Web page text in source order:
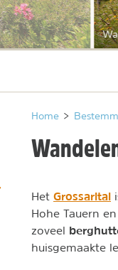
Home >
Het Grossarltal
Hohe Tauern
zoveel
huisgemaakte